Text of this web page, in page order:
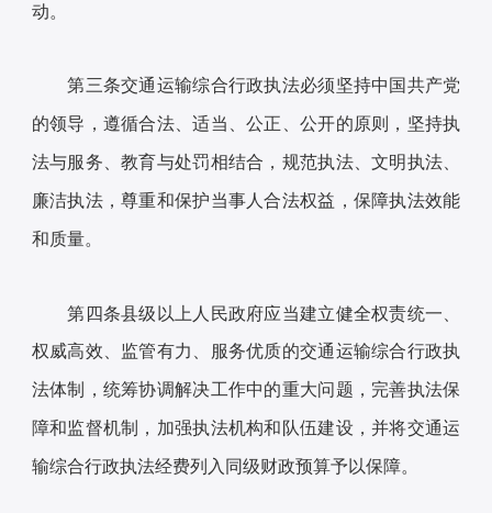
动。
第三条交通运输综合行政执法必须坚持中国共产党
的领导，遵循合法、适当、公正、公开的原则，坚持执
法与服务、教育与处罚相结合，规范执法、文明执法、
廉洁执法，尊重和保护当事人合法权益，保障执法效能
和质量。
第四条县级以上人民政府应当建立健全权责统一、
权威高效、监管有力、服务优质的交通运输综合行政执
法体制，统筹协调解决工作中的重大问题，完善执法保
障和监督机制，加强执法机构和队伍建设，并将交通运
输综合行政执法经费列入同级财政预算予以保障。